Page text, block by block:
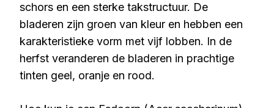
schors en een sterke takstructuur. De
bladeren zijn groen van kleur en hebben een
karakteristieke vorm met vijf lobben. In de
herfst veranderen de bladeren in prachtige
tinten geel, oranje en rood.